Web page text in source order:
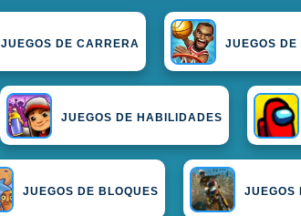
JUEGOS DE CARRERA JUEGOS DE
JUEGOS DE HABILIDADES
JUEGOS DE BLOQUES JUEGOS